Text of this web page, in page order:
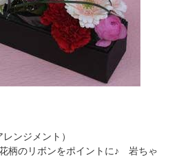
ンジメント）
柄のリボンをポイントに♪ 岩ちゃ